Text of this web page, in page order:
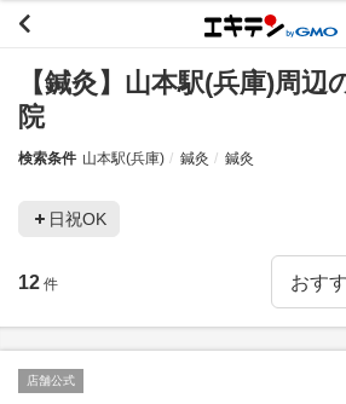
【鍼灸】山本駅(兵庫)周
院
検索条件 山本駅(兵庫) 鍼灸 鍼灸
日祝OK
12 件
店舗公式